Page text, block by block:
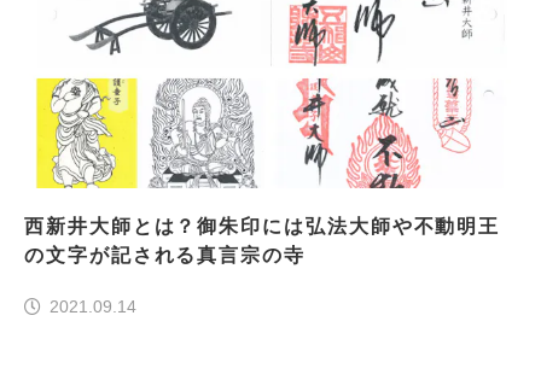
西新井大師とは？御朱印には弘法大師や不動明王
の文字が記される真言宗の寺
2021.09.14